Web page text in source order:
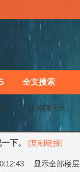
全文搜索
『休闲聊天区』
下。 [复制链接]
显示全部楼层